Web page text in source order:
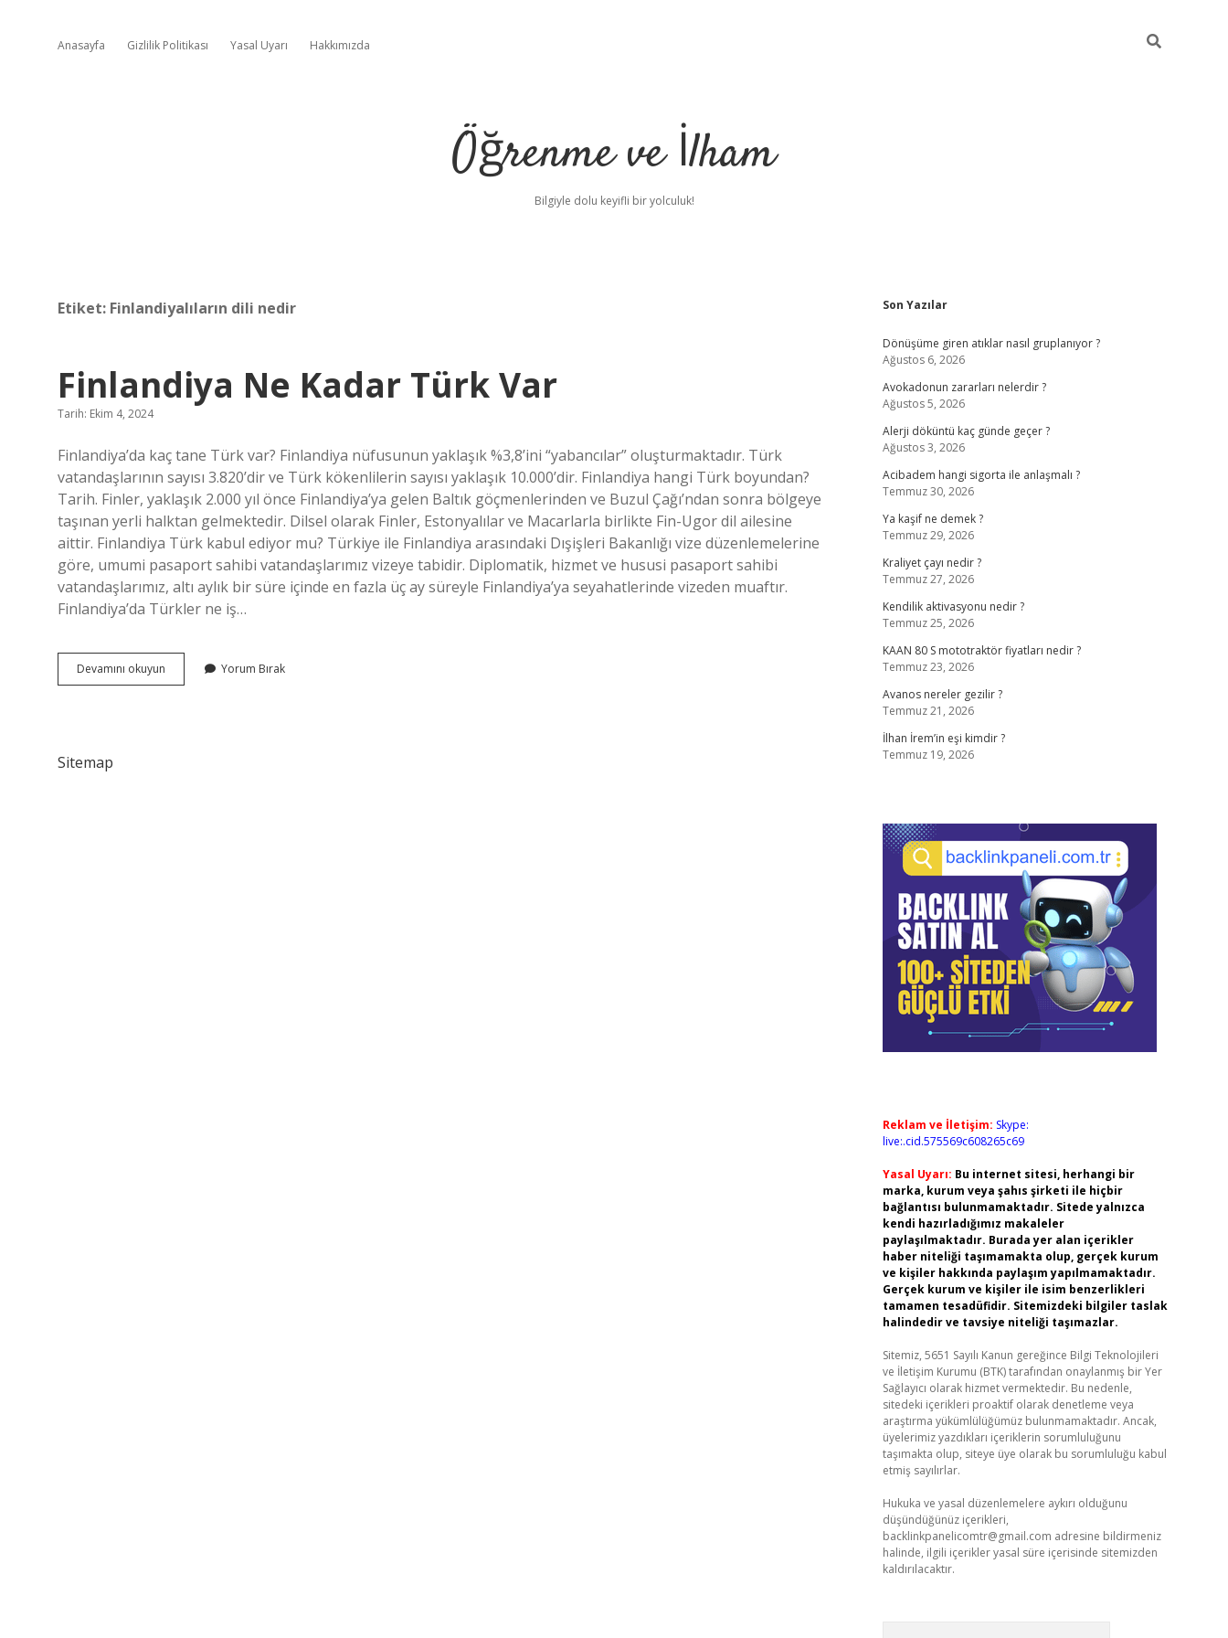
Anasayfa Gizlilik Politikası Yasal Uyarı Hakkımızda
Öğrenme ve İlham
Bilgiyle dolu keyifli bir yolculuk!
Etiket: Finlandiyalıların dili nedir
Finlandiya Ne Kadar Türk Var
Tarih: Ekim 4, 2024
Finlandiya’da kaç tane Türk var? Finlandiya nüfusunun yaklaşık %3,8’ini “yabancılar” oluşturmaktadır. Türk
vatandaşlarının sayısı 3.820’dir ve Türk kökenlilerin sayısı yaklaşık 10.000’dir. Finlandiya hangi Türk boyundan?
Tarih. Finler, yaklaşık 2.000 yıl önce Finlandiya’ya gelen Baltık göçmenlerinden ve Buzul Çağı’ndan sonra bölgeye
taşınan yerli halktan gelmektedir. Dilsel olarak Finler, Estonyalılar ve Macarlarla birlikte Fin-Ugor dil ailesine
aittir. Finlandiya Türk kabul ediyor mu? Türkiye ile Finlandiya arasındaki Dışişleri Bakanlığı vize düzenlemelerine
göre, umumi pasaport sahibi vatandaşlarımız vizeye tabidir. Diplomatik, hizmet ve hususi pasaport sahibi
vatandaşlarımız, altı aylık bir süre içinde en fazla üç ay süreyle Finlandiya’ya seyahatlerinde vizeden muaftır.
Finlandiya’da Türkler ne iş…
Devamını okuyun Finlandiya
Ne
Yorum Bırak
Sitemap
Sidebar
Son Yazılar
Dönüşüme giren atıklar nasıl gruplanıyor ?
Ağustos 6, 2026
Avokadonun zararları nelerdir ?
Ağustos 5, 2026
Alerji döküntü kaç günde geçer ?
Ağustos 3, 2026
Acibadem hangi sigorta ile anlaşmalı ?
Temmuz 30, 2026
Ya kaşif ne demek ?
Temmuz 29, 2026
Kraliyet çayı nedir ?
Temmuz 27, 2026
Kendilik aktivasyonu nedir ?
Temmuz 25, 2026
KAAN 80 S mototraktör fiyatları nedir ?
Temmuz 23, 2026
Avanos nereler gezilir ?
Temmuz 21, 2026
İlhan İrem’in eşi kimdir ?
Temmuz 19, 2026
Reklam ve İletişim: Skype:
live:.cid.575569c608265c69
Yasal Uyarı: Bu internet sitesi, herhangi bir
marka, kurum veya şahıs şirketi ile hiçbir
bağlantısı bulunmamaktadır. Sitede yalnızca
kendi hazırladığımız makaleler
paylaşılmaktadır. Burada yer alan içerikler
haber niteliği taşımamakta olup, gerçek kurum
ve kişiler hakkında paylaşım yapılmamaktadır.
Gerçek kurum ve kişiler ile isim benzerlikleri
tamamen tesadüfidir. Sitemizdeki bilgiler taslak
halindedir ve tavsiye niteliği taşımazlar.
Sitemiz, 5651 Sayılı Kanun gereğince Bilgi Teknolojileri
ve İletişim Kurumu (BTK) tarafından onaylanmış bir Yer
Sağlayıcı olarak hizmet vermektedir. Bu nedenle,
sitedeki içerikleri proaktif olarak denetleme veya
araştırma yükümlülüğümüz bulunmamaktadır. Ancak,
üyelerimiz yazdıkları içeriklerin sorumluluğunu
taşımakta olup, siteye üye olarak bu sorumluluğu kabul
etmiş sayılırlar.
Hukuka ve yasal düzenlemelere aykırı olduğunu
düşündüğünüz içerikleri,
backlinkpanelicomtr@gmail.com adresine bildirmeniz
halinde, ilgili içerikler yasal süre içerisinde sitemizden
kaldırılacaktır.